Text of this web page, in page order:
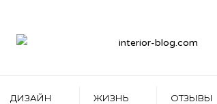
ДИЗАЙН ЖИЗНЬ ОТЗЫВЫ